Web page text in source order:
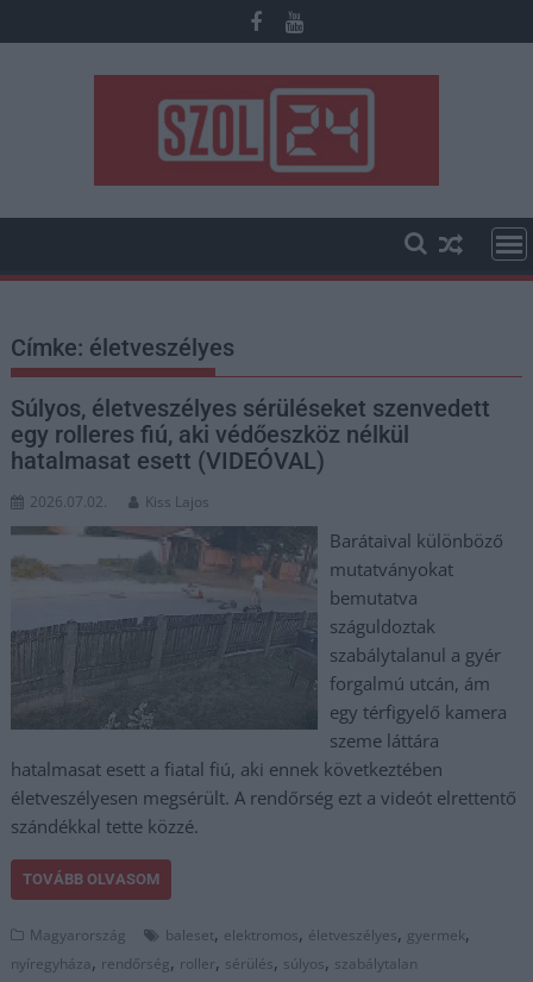
to
Címke: életveszélyes
Súlyos, életveszélyes sérüléseket szenvedett
egy rolleres fiú, aki védőeszköz nélkül
hatalmasat esett (VIDEÓVAL)
2026.07.02. Kiss Lajos
Barátaival különböző
mutatványokat
bemutatva
száguldoztak
szabálytalanul a gyér
forgalmú utcán, ám
egy térfigyelő kamera
szeme láttára
hatalmasat esett a fiatal fiú, aki ennek következtében
életveszélyesen megsérült. A rendőrség ezt a videót elrettentő
szándékkal tette közzé.
TOVÁBB OLVASOM
Magyarország baleset, elektromos, életveszélyes, gyermek,
nyíregyháza, rendőrség, roller, sérülés, súlyos, szabálytalan